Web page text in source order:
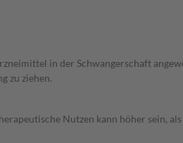
in der Schwangerschaft
zu ziehen.
Nutzen kann höher sein,